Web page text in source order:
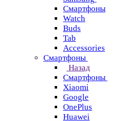
Смартфоны
Watch
Buds
Tab
Accessories
Смартфоны
Назад
Смартфоны
Xiaomi
Google
OnePlus
Huawei